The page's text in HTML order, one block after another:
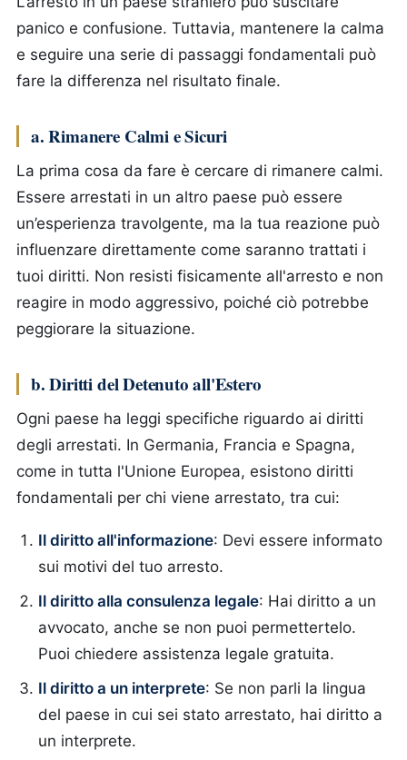
panico e confusione. Tuttavia, mantenere la calma
e seguire una serie di passaggi fondamentali può
fare la differenza nel risultato finale.
a. Rimanere Calmi e Sicuri
La prima cosa da fare è cercare di rimanere calmi.
Essere arrestati in un altro paese può essere
un’esperienza travolgente, ma la tua reazione può
influenzare direttamente come saranno trattati i
tuoi diritti. Non resisti fisicamente all'arresto e non
reagire in modo aggressivo, poiché ciò potrebbe
peggiorare la situazione.
b. Diritti del Detenuto all'Estero
Ogni paese ha leggi specifiche riguardo ai diritti
degli arrestati. In Germania, Francia e Spagna,
come in tutta l'Unione Europea, esistono diritti
fondamentali per chi viene arrestato, tra cui:
Il diritto all'informazione: Devi essere informato
sui motivi del tuo arresto.
Il diritto alla consulenza legale: Hai diritto a un
avvocato, anche se non puoi permettertelo.
Puoi chiedere assistenza legale gratuita.
Il diritto a un interprete: Se non parli la lingua
del paese in cui sei stato arrestato, hai diritto a
un interprete.